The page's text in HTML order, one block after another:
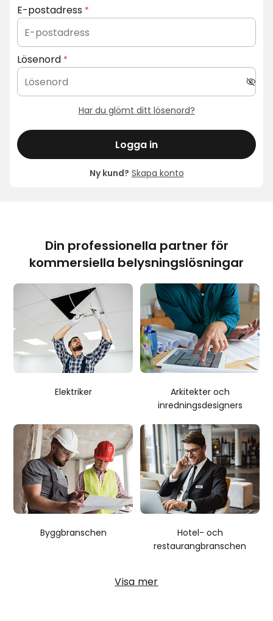
E-postadress
Lösenord
Har du glömt ditt lösenord?
Logga in
Ny kund? Skapa konto
Din professionella partner för
kommersiella belysningslösningar
Elektriker
Arkitekter och
inredningsdesigners
Byggbranschen
Hotel- och
restaurangbranschen
Visa mer